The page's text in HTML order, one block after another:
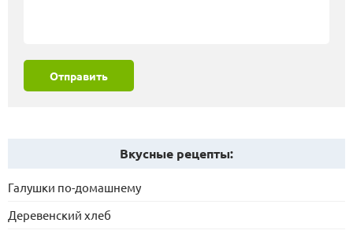
Отправить
Вкусные рецепты:
Галушки по-домашнему
Деревенский хлеб